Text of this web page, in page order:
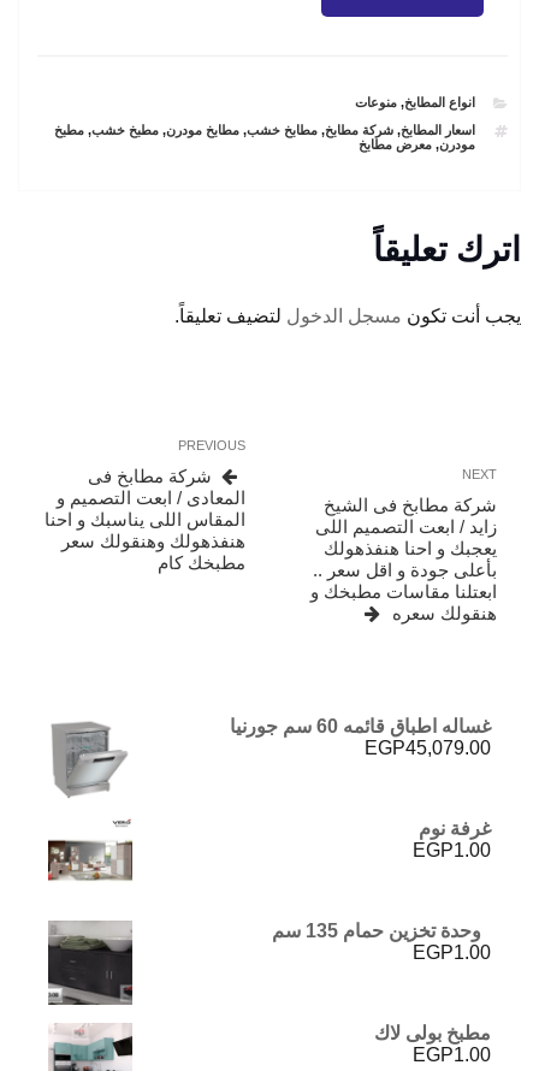
CATEGORIES
انواع المطابخ,منوعات
TAGS
اسعار المطابخ,شركة مطابخ,مطابخ خشب,مطابخ مودرن,مطبخ خشب,مطبخ
مودرن,معرض مطابخ
اترك تعليقاً
يجب أنت تكون مسجل الدخول لتضيف تعليقاً.
المقالات
Previous
Post
PREVIOUS
شركة مطابخ فى
المعادى / ابعت التصميم و
المقاس اللى يناسبك و احنا
هنفذهولك وهنقولك سعر
مطبخك كام
Next
Post
NEXT
شركة مطابخ فى الشيخ
زايد / ابعت التصميم اللى
يعجبك و احنا هنفذهولك
بأعلى جودة و اقل سعر ..
ابعتلنا مقاسات مطبخك و
هنقولك سعره
غساله اطباق قائمه 60 سم جورنيا
EGP45,079.00
غرفة نوم
EGP1.00
وحدة تخزين حمام 135 سم
EGP1.00
مطبخ بولى لاك
EGP1.00